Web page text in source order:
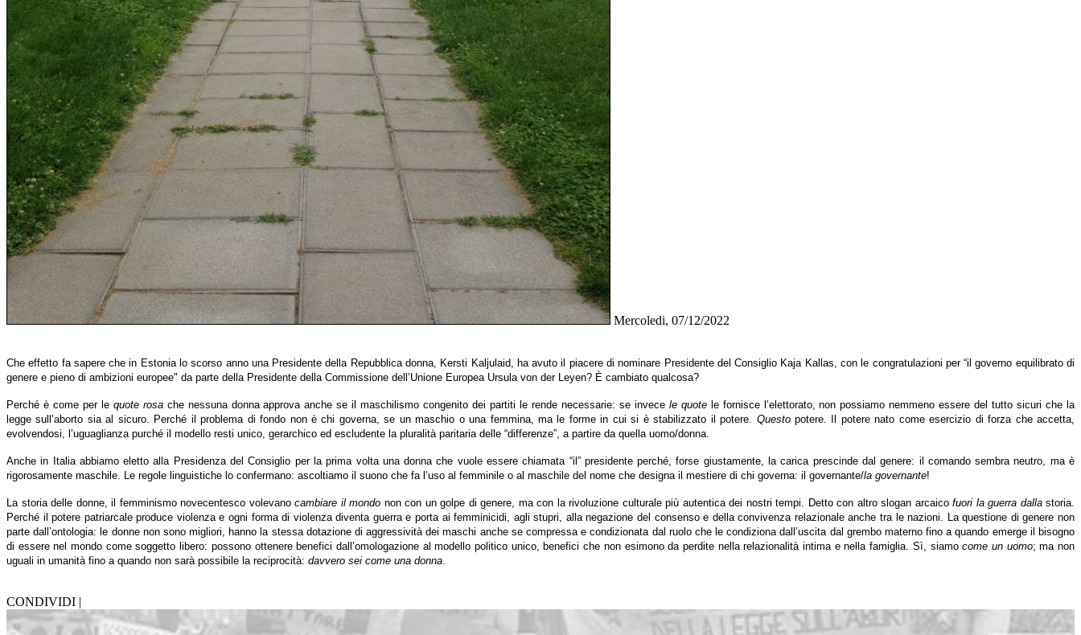
Mercoledi, 07/12/2022
Che effetto fa sapere che in Estonia lo scorso anno una Presidente della Repubblica donna, Kersti Kaljulaid, ha avuto il piacere di nominare Presidente del Consiglio Kaja Kallas, con le congratulazioni per “il governo equilibrato di
genere e pieno di ambizioni europee" da parte della Presidente della Commissione dell’Unione Europea Ursula von der Leyen? È cambiato qualcosa?
Perché è come per le quote rosache nessuna donna approva anche se il maschilismo congenito dei partiti le rende necessarie: se invece le quotele fornisce l’elettorato, non possiamo nemmeno essere del tutto sicuri che la
legge sull’aborto sia al sicuro. Perché il problema di fondo non è chi governa, se un maschio o una femmina, ma le forme in cui si è stabilizzato il potere. Questopotere. Il potere nato come esercizio di forza che accetta,
evolvendosi, l’uguaglianza purché il modello resti unico, gerarchico ed escludente la pluralità paritaria delle “differenze”, a partire da quella uomo/donna.
Anche in Italia abbiamo eletto alla Presidenza del Consiglio per la prima volta una donna che vuole essere chiamata “il” presidente perché, forse giustamente, la carica prescinde dal genere: il comando sembra neutro, ma è
rigorosamente maschile. Le regole linguistiche lo confermano: ascoltiamo il suono che fa l’uso al femminile o al maschile del nome che designa il mestiere di chi governa: il governante/la governante!
La storia delle donne, il femminismo novecentesco volevano cambiare il mondo non con un golpe di genere, ma con la rivoluzione culturale più autentica dei nostri tempi. Detto con altro slogan arcaico fuori la guerra dalla storia.
Perché il potere patriarcale produce violenza e ogni forma di violenza diventa guerra e porta ai femminicidi, agli stupri, alla negazione del consenso e della convivenza relazionale anche tra le nazioni. La questione di genere non
parte dall’ontologia: le donne non sono migliori, hanno la stessa dotazione di aggressività dei maschi anche se compressa e condizionata dal ruolo che le condiziona dall’uscita dal grembo materno fino a quando emerge il bisogno
di essere nel mondo come soggetto libero: possono ottenere benefici dall’omologazione al modello politico unico, benefici che non esimono da perdite nella relazionalità intima e nella famiglia. Sì, siamocome un uomo; ma non
uguali in umanità fino a quando non sarà possibile la reciprocità: davvero sei come una donna.
CONDIVIDI |